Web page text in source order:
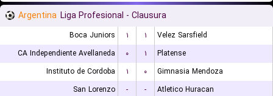
Argentina Liga Profesional - Clausura
Boca Juniors ۱ ۱
Velez Sarsfield
CA Independiente Avellaneda
۰ ۱
Platense
Instituto de Cordoba
۱ ۰
Gimnasia Mendoza
San Lorenzo
- - Atletico Huracan